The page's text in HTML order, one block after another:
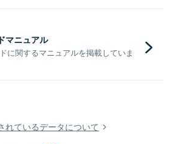
マニュアル
に関するマニュアルを掲載していま
れているデータについて